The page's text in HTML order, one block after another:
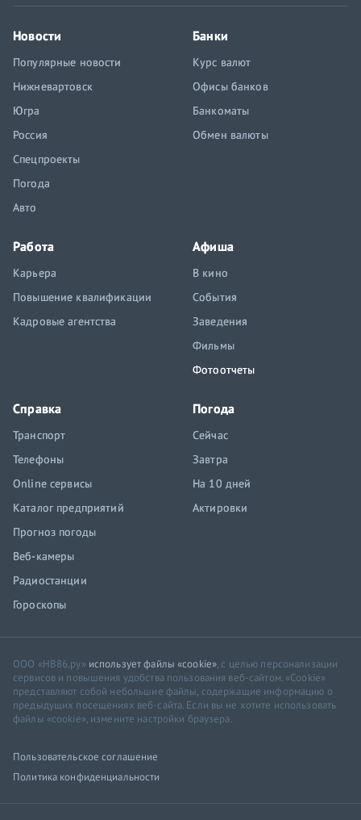
Новости
Популярные новости
Нижневартовск
Югра
Россия
Спецпроекты
Погода
Авто
Банки
Курс валют
Офисы банков
Банкоматы
Обмен валюты
Работа
Карьера
Повышение квалификации
Кадровые агентства
Афиша
В кино
События
Заведения
Фильмы
Фотоотчеты
Справка
Транспорт
Телефоны
Online сервисы
Каталог предприятий
Прогноз погоды
Веб-камеры
Радиостанции
Гороскопы
Погода
Сейчас
Завтра
На 10 дней
Актировки
ООО «НВ86.ру» использует файлы «cookie», с целью персонализации
сервисов и повышения удобства пользования веб-сайтом. «Cookie»
представляют собой небольшие файлы, содержащие информацию о
предыдущих посещениях веб-сайта. Если вы не хотите использовать
файлы «cookie», измените настройки браузера.
Пользовательское соглашение
Политика конфиденциальности